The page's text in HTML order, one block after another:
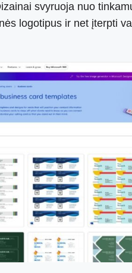
svyruoja nuo
logotipus ir net įterpti